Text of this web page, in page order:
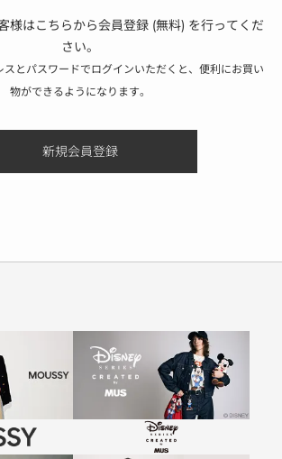
様はこちらから会員登録 (無料) を行ってくだ
さい。
スとパスワードでログインいただくと、便利にお買い
物ができるようになります。